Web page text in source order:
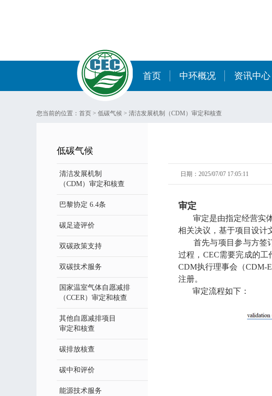
首页 中环概况 资讯中心
您当前的位置： 首页 > 低碳气候 > 清洁发展机制（CDM）审定和核查
低碳气候
清洁发展机制
（CDM）审定和核查
巴黎协定 6.4条
碳足迹评价
双碳政策支持
双碳技术服务
国家温室气体自愿减排
（CCER）审定和核查
其他自愿减排项目
审定和核查
碳排放核查
碳中和评价
能源技术服务
日期：2025/07/07 17:05:11
审定
审定是由指定经营实体
相关决议，基于项目设计
首先与项目参与方签订
过程，CEC需要完成的
CDM执行理事会（CDM-
注册。
审定流程如下：